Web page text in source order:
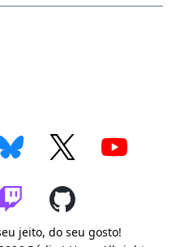
jeito, do seu gosto!